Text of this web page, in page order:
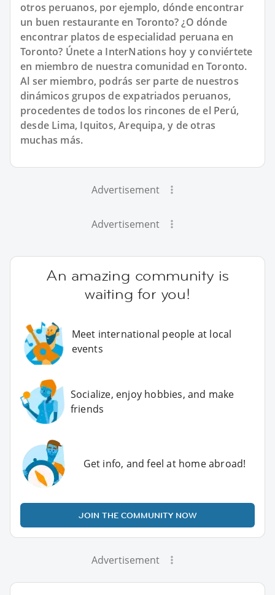
otros peruanos, por ejemplo, dónde encontrar
un buen restaurante en Toronto? ¿O dónde
encontrar platos de especialidad peruana en
Toronto? Únete a InterNations hoy y conviértete
en miembro de nuestra comunidad en Toronto.
Al ser miembro, podrás ser parte de nuestros
dinámicos grupos de expatriados peruanos,
procedentes de todos los rincones de el Perú,
desde Lima, Iquitos, Arequipa, y de otras
muchas más.
Advertisement
Advertisement
An amazing community is
waiting for you!
Meet international people at local
events
Socialize, enjoy hobbies, and make
friends
Get info, and feel at home abroad!
JOIN THE COMMUNITY NOW
Advertisement